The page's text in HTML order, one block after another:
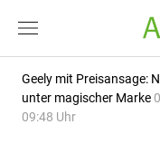
Geely mit Preisansage:
unter magischer Marke
09:48 Uhr